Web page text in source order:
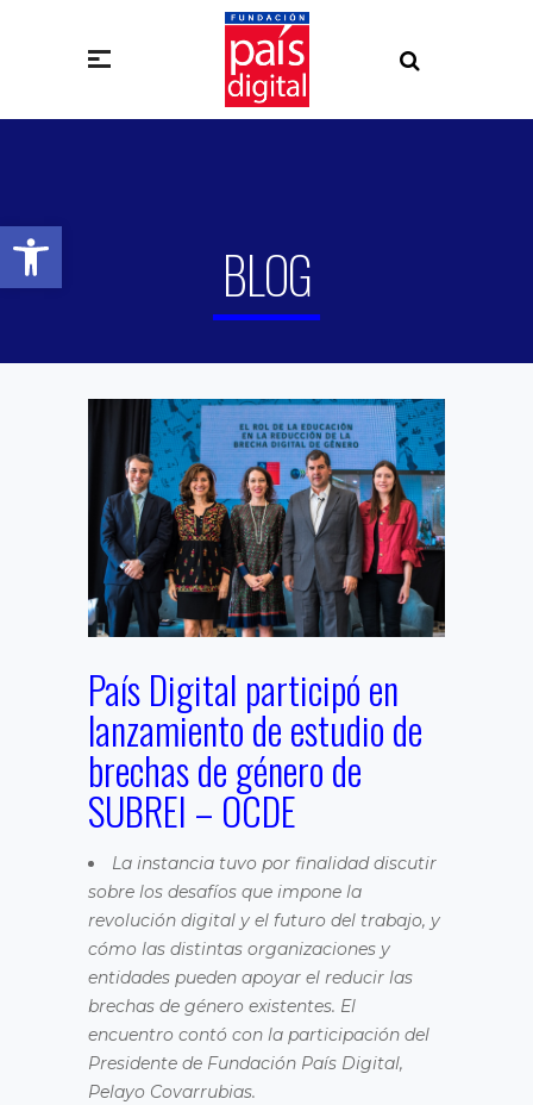
Abrir barra de herramientas
BLOG
País Digital participó en
lanzamiento de estudio de
brechas de género de
SUBREI – OCDE
La instancia tuvo por finalidad discutir
sobre los desafíos que impone la
revolución digital y el futuro del trabajo, y
cómo las distintas organizaciones y
entidades pueden apoyar el reducir las
brechas de género existentes. El
encuentro contó con la participación del
Presidente de Fundación País Digital,
Pelayo Covarrubias.